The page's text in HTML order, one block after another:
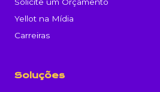
Solicite um Orçamento
Yellot na Mídia
Carreiras
Soluções